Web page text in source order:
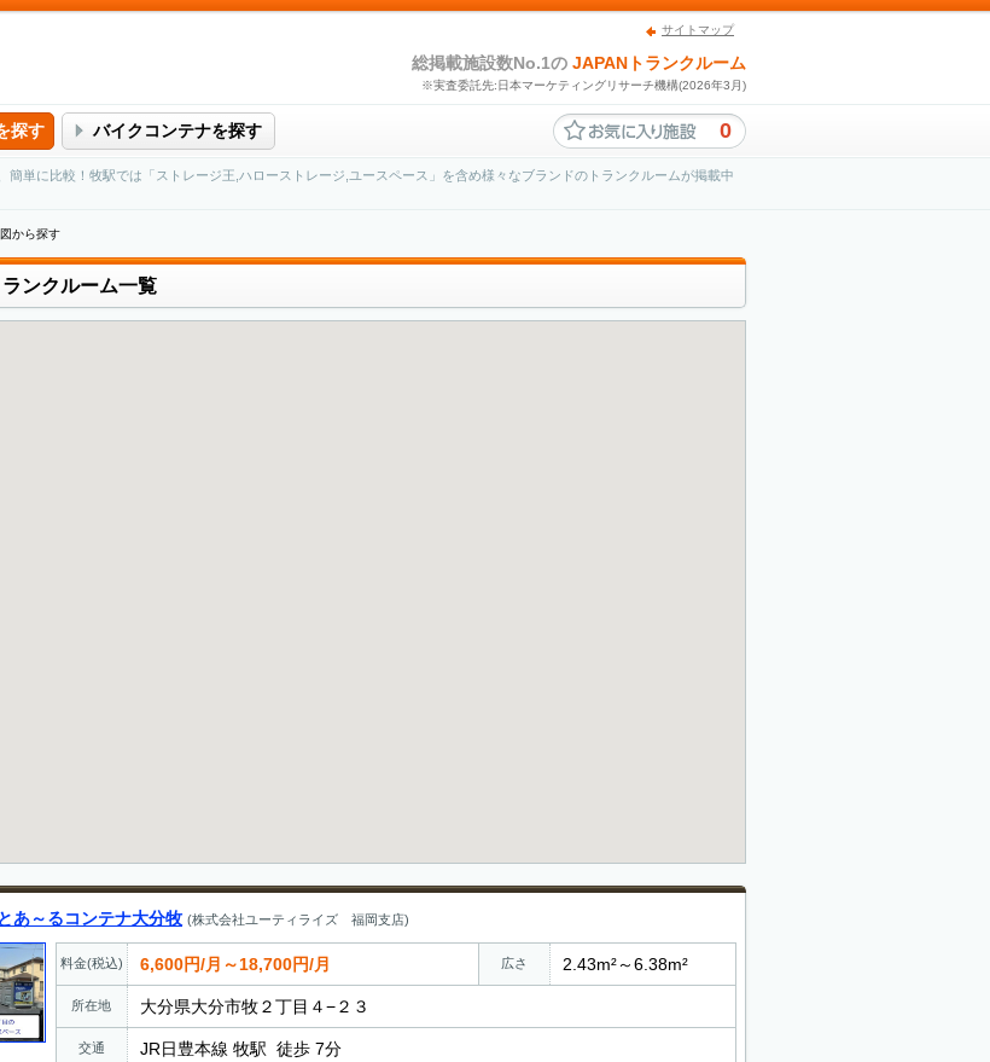
サイトマップ
総掲載施設数No.1の JAPANトランクルーム
※実査委託先:日本マーケティングリサーチ機構(2026年3月)
探す バイクコンテナを探す 0
単に比較！牧駅では「ストレージ王,ハローストレージ,ユースペース」を含め様々なブランドのトランクルームが掲載中
から探す
ンクルーム一覧
あ～るコンテナ大分牧 (株式会社ユーティライズ 福岡支店)
料金(税込) 6,600円/月～18,700円/月 広さ 2.43m²～6.38m²
所在地 大分県大分市牧２丁目４−２３
交通 JR日豊本線 牧駅 徒歩 7分